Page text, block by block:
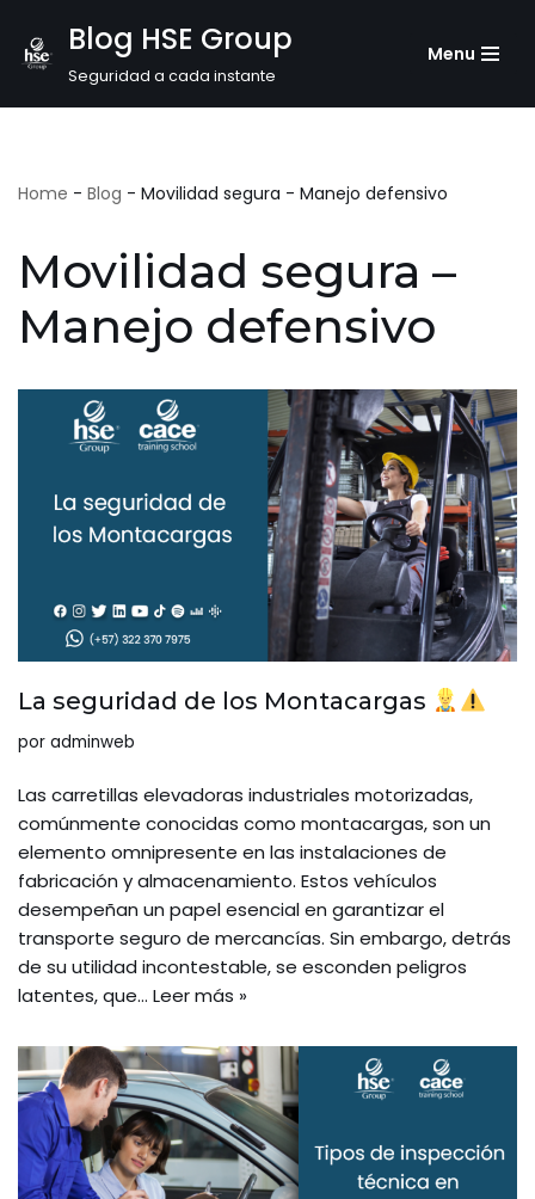
Saltar
Blog HSE Group
Seguridad a cada instante
Menu
Home - Blog - Movilidad segura - Manejo defensivo
Movilidad segura –
Manejo defensivo
La seguridad de los Montacargas
por adminweb
Las carretillas elevadoras industriales motorizadas,
comúnmente conocidas como montacargas, son un
elemento omnipresente en las instalaciones de
fabricación y almacenamiento. Estos vehículos
desempeñan un papel esencial en garantizar el
transporte seguro de mercancías. Sin embargo, detrás
de su utilidad incontestable, se esconden peligros
latentes, que… Leer más »